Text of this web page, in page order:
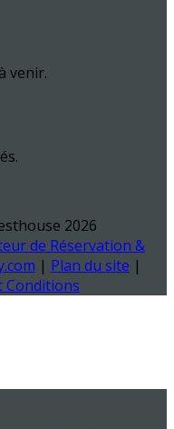
venir.
2026
de Réservation &
| Plan du site |
Conditions